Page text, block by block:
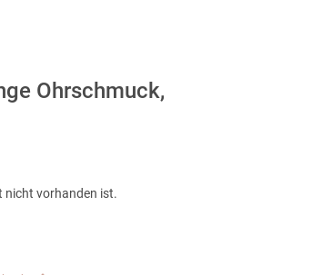
Ohrschmuck,
nicht vorhanden ist.